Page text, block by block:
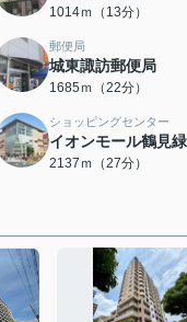
1014ｍ（13分）
郵便局
城東諏訪郵便局
1685ｍ（22分）
ショッピングセンター
イオンモール鶴見
2137ｍ（27分）